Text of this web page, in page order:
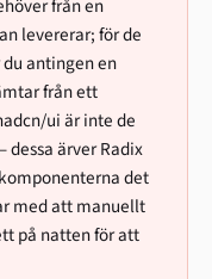
från en
levererar; för de
antingen en
från ett
ui är inte de
ärver Radix
det
med att manuellt
på natten för att